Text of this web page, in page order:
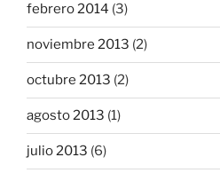
febrero 2014 (3)
noviembre 2013 (2)
octubre 2013 (2)
agosto 2013 (1)
julio 2013 (6)